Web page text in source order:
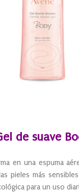
de suave
en una espuma
pieles más
para un uso